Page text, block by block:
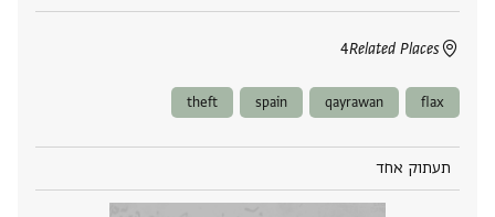
Related Places
4
flax
qayrawan
spain
theft
תעתוק אחד